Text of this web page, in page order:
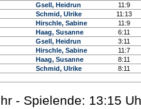
Gsell, Heidrun
11:9
Schmid, Ulrike
11:13
Hirschle, Sabine
11:9
Haag, Susanne
6:11
Gsell, Heidrun
3:11
Hirschle, Sabine
11:7
Haag, Susanne
8:11
Schmid, Ulrike 8:11
- Spielende: 13:15